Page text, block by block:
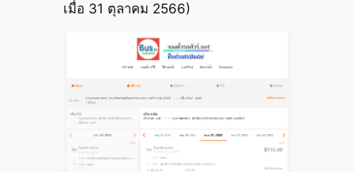
เมื่อ 31 ตุลาคม 2566)